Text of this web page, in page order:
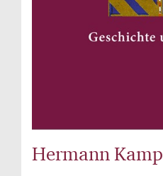
Hermann Kamp